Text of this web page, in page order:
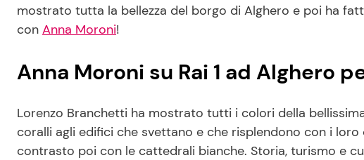
mostrato tutta la bellezza del borgo di Alghero e poi ha
con Anna Moroni!
Anna Moroni su Rai 1 ad Alghero
Lorenzo Branchetti ha mostrato tutti i colori della
coralli agli edifici che svettano e che risplendono con i
contrasto poi con le cattedrali bianche. Storia, turismo e